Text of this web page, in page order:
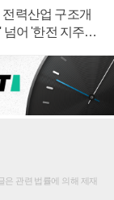
력산업 구조개
어 '한전 지주사'
은 관련 법률에 의해 제재